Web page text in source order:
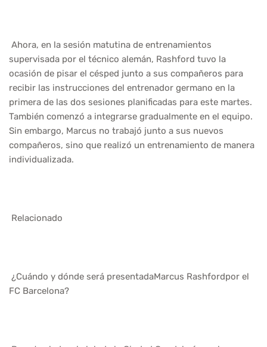
Ahora, en la sesión matutina de entrenamientos
supervisada por el técnico alemán, Rashford tuvo la
ocasión de pisar el césped junto a sus compañeros para
recibir las instrucciones del entrenador germano en la
primera de las dos sesiones planificadas para este martes.
También comenzó a integrarse gradualmente en el equipo.
Sin embargo, Marcus no trabajó junto a sus nuevos
compañeros, sino que realizó un entrenamiento de manera
individualizada.
Relacionado
¿Cuándo y dónde será presentadaMarcus Rashfordpor el
FC Barcelona?